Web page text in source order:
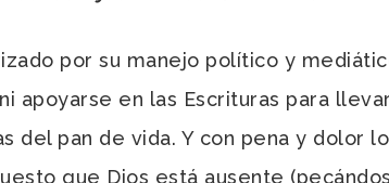
por su manejo político y
apoyarse en las Escrituras para
del pan de vida. Y con pena y dolor
que Dios está ausente